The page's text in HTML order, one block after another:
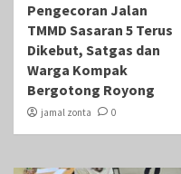
Pengecoran Jalan
TMMD Sasaran 5 Terus
Dikebut, Satgas dan
Warga Kompak
Bergotong Royong
jamal zonta 0